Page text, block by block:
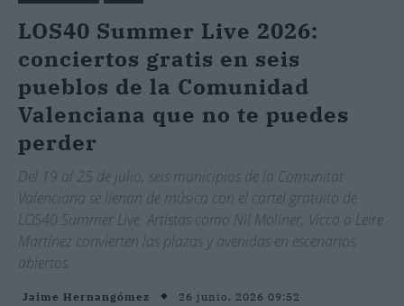
LOS40 Summer Live 2026:
conciertos gratis en seis
pueblos de la Comunidad
Valenciana que no te puedes
perder
Del 19 al 25 de julio, seis municipios de la Comunitat
Valenciana se llenan de música con el cartel gratuito de
LOS40 Summer Live. Artistas como Nil Moliner, Vicco o Leire
Martínez convierten las plazas y avenidas en escenarios
abiertos.
Jaime Hernangómez 26 junio, 2026 09:52